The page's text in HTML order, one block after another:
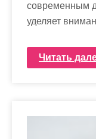
современным
уделяет
Читать